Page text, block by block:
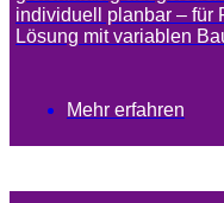
individuell planbar – für
Lösung mit variablen
Mehr erfahren